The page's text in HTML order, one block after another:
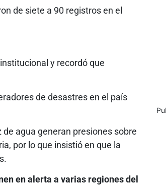
de siete a 90 registros en el
y recordó que
de desastres en el país
agua generan presiones sobre
por lo que insistió en que la
en alerta a varias regiones del